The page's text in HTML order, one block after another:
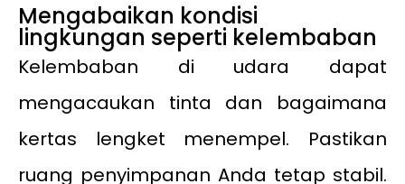
Mengabaikan kondisi
lingkungan seperti kelembaban
Kelembaban di udara dapat
mengacaukan tinta dan bagaimana
kertas lengket menempel. Pastikan
ruang penyimpanan Anda tetap stabil.